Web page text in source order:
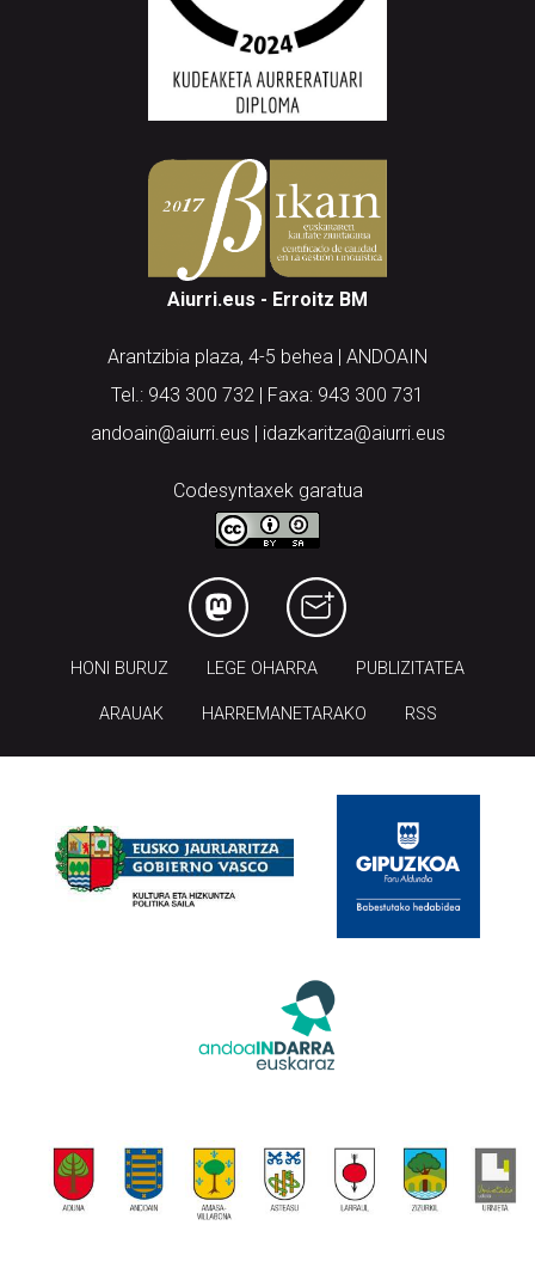
Aiurri.eus - Erroitz BM
Arantzibia plaza, 4-5 behea | ANDOAIN
Tel.: 943 300 732 | Faxa: 943 300 731
andoain@aiurri.eus | idazkaritza@aiurri.eus
Codesyntaxek garatua
HONI BURUZ LEGE OHARRA PUBLIZITATEA
ARAUAK HARREMANETARAKO RSS